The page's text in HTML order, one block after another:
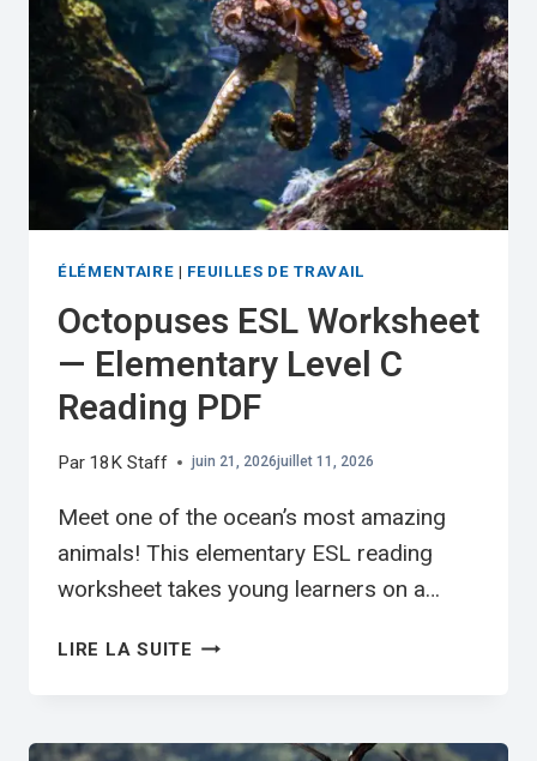
READING
PDF
ÉLÉMENTAIRE | FEUILLES DE TRAVAIL
Octopuses ESL Worksheet
— Elementary Level C
Reading PDF
Par 18K Staff juin 21, 2026juillet 11, 2026
Meet one of the ocean’s most amazing
animals! This elementary ESL reading
worksheet takes young learners on a…
LIRE LA SUITE OCTOPUSES